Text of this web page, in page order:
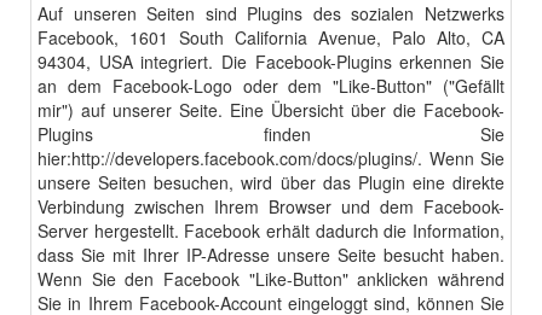
Auf unseren Seiten sind Plugins des sozialen Netzwerks
Facebook, 1601 South California Avenue, Palo Alto, CA
94304, USA integriert. Die Facebook-Plugins erkennen Sie
an dem Facebook-Logo oder dem "Like-Button" ("Gefällt
mir") auf unserer Seite. Eine Übersicht über die Facebook-
Plugins finden Sie
hier:http://developers.facebook.com/docs/plugins/. Wenn Sie
unsere Seiten besuchen, wird über das Plugin eine direkte
Verbindung zwischen Ihrem Browser und dem Facebook-
Server hergestellt. Facebook erhält dadurch die Information,
dass Sie mit Ihrer IP-Adresse unsere Seite besucht haben.
Wenn Sie den Facebook "Like-Button" anklicken während
Sie in Ihrem Facebook-Account eingeloggt sind, können Sie